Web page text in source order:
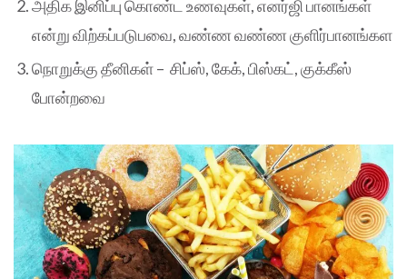
அதிக இனிப்பு கொண்ட உணவுகள், எனர்ஜி பானங்கள்
என்று விற்கப்படுபவை, வண்ண வண்ண குளிர்பானங்கள
நொறுக்கு தீனிகள் – சிப்ஸ், கேக், பிஸ்கட், குக்கீஸ்
போன்றவை